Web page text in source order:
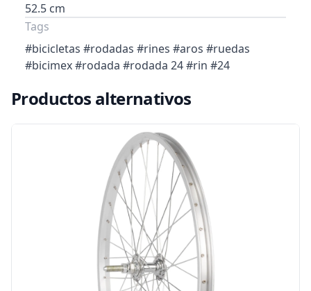
52.5 cm
Tags
#bicicletas #rodadas #rines #aros #ruedas
#bicimex #rodada #rodada 24 #rin #24
Productos alternativos